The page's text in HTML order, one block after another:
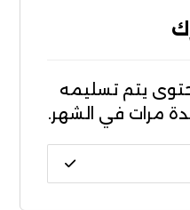
يتم تسليمه
عدة مرات في الشهر.